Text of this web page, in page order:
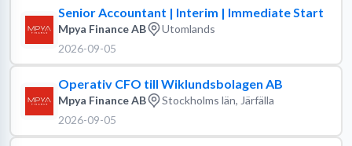
Senior Accountant | Interim | Immediate Start
Mpya Finance AB
Utomlands
2026-09-05
Operativ CFO till Wiklundsbolagen AB
Mpya Finance AB
Stockholms län, Järfälla
2026-09-05